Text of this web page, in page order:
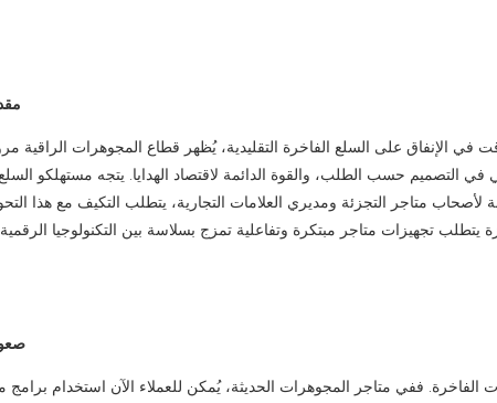
في الإنفاق على السلع الفاخرة التقليدية، يُظهر قطاع المجوهرات
في التصميم حسب الطلب، والقوة الدائمة لاقتصاد الهدايا. يتجه مستهلكو
متاجر التجزئة ومديري العلامات التجارية، يتطلب التكيف مع هذا
ففي متاجر المجوهرات الحديثة، يُمكن للعملاء الآن استخدام